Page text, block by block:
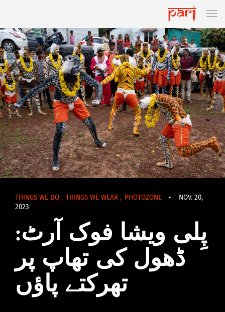
THINGS WE DO , THINGS WE WEAR , PHOTOZONE •
NOV. 20,
2023
پِلی ویشا فوک آرٹ:
ڈھول کی تھاپ پر
تھرکتے پاؤں